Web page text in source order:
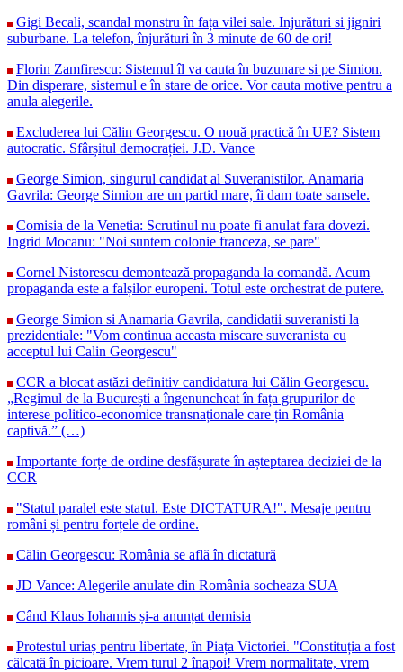
Gigi Becali, scandal monstru în fața vilei sale. Injurături si jigniri
suburbane. La telefon, înjurături în 3 minute de 60 de ori!
Florin Zamfirescu: Sistemul îl va cauta în buzunare si pe Simion.
Din disperare, sistemul e în stare de orice. Vor cauta motive pentru a
anula alegerile.
Excluderea lui Călin Georgescu. O nouă practică în UE? Sistem
autocratic. Sfârșitul democrației. J.D. Vance
George Simion, singurul candidat al Suveranistilor. Anamaria
Gavrila: George Simion are un partid mare, îi dam toate sansele.
Comisia de la Venetia: Scrutinul nu poate fi anulat fara dovezi.
Ingrid Mocanu: "Noi suntem colonie franceza, se pare"
Cornel Nistorescu demontează propaganda la comandă. Acum
propaganda este a falșilor europeni. Totul este orchestrat de putere.
George Simion si Anamaria Gavrila, candidatii suveranisti la
prezidentiale: "Vom continua aceasta miscare suveranista cu
acceptul lui Calin Georgescu"
CCR a blocat astăzi definitiv candidatura lui Călin Georgescu.
„Regimul de la București a îngenuncheat în fața grupurilor de
interese politico-economice transnaționale care țin România
captivă.” (…)
Importante forțe de ordine desfășurate în așteptarea deciziei de la
CCR
"Statul paralel este statul. Este DICTATURA!". Mesaje pentru
români și pentru forțele de ordine.
Călin Georgescu: România se află în dictatură
JD Vance: Alegerile anulate din România socheaza SUA
Când Klaus Iohannis și-a anunțat demisia
Protestul uriaș pentru libertate, în Piața Victoriei. "Constituția a fost
călcată în picioare. Vrem turul 2 înapoi! Vrem normalitate, vrem